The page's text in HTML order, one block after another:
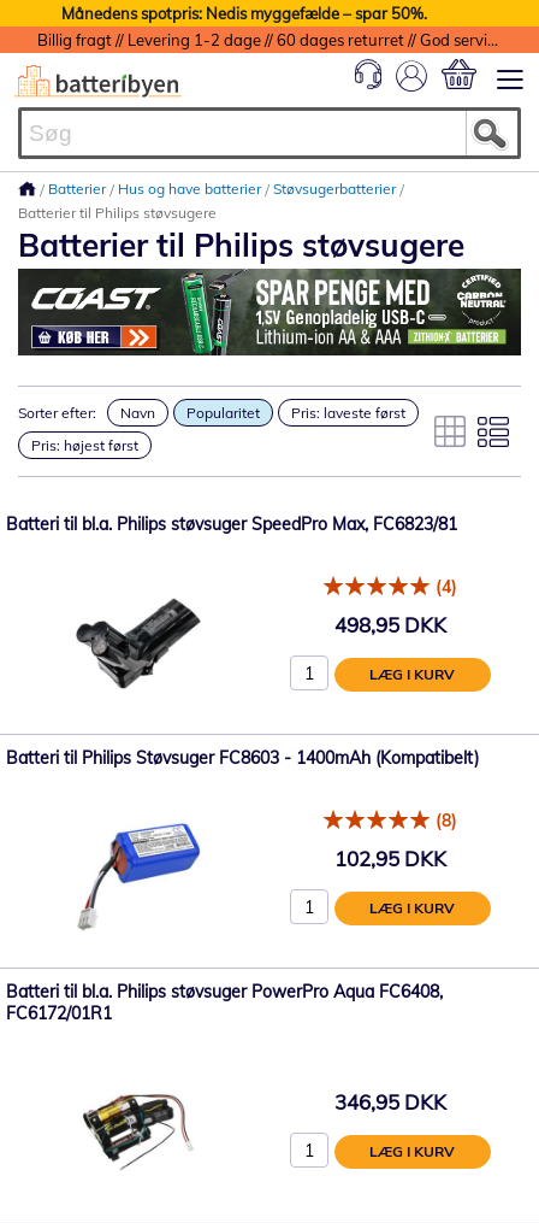
Månedens spotpris: Nedis myggefælde – spar 50%.
Billig fragt // Levering 1-2 dage // 60 dages returret // God service med garanti
Batterier Hus og have batterier Støvsugerbatterier
Batterier til Philips støvsugere
Batterier til Philips støvsugere
Sorter efter: Navn Popularitet
Pris: laveste først
Pris: højest først
Batteri til bl.a. Philips støvsuger SpeedPro Max, FC6823/81
(4)
498,95 DKK
LÆG I KURV
Batteri til Philips Støvsuger FC8603 - 1400mAh (Kompatibelt)
(8)
102,95 DKK
LÆG I KURV
Batteri til bl.a. Philips støvsuger PowerPro Aqua FC6408,
FC6172/01R1
346,95 DKK
LÆG I KURV